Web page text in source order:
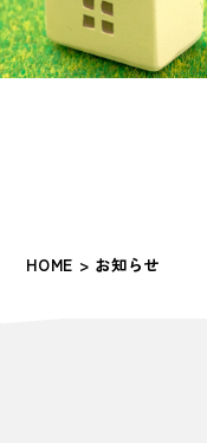
HOME > お知らせ